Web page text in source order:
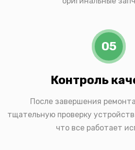
05
Контроль
После завершения
тщательную проверку
что все работает